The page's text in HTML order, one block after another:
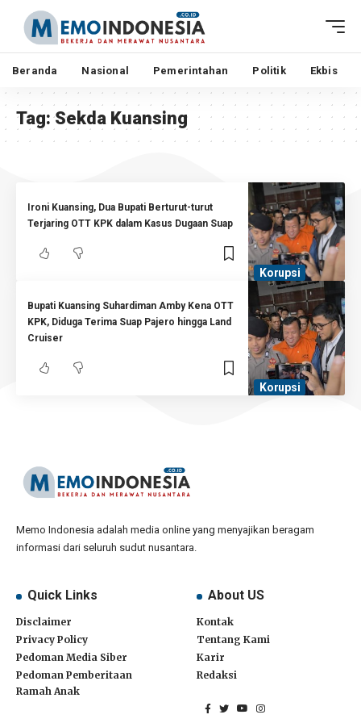
Beranda Nasional Pemerintahan Politik Ekbis
Tag:Sekda Kuansing
Korupsi
Ironi Kuansing, Dua Bupati Berturut-turut
Terjaring OTT KPK dalam Kasus Dugaan Suap
Korupsi
Bupati Kuansing Suhardiman Amby Kena OTT
KPK, Diduga Terima Suap Pajero hingga Land
Cruiser
Memo Indonesia adalah media online yang menyajikan beragam
informasi dari seluruh sudut nusantara.
Quick Links
Disclaimer
Privacy Policy
Pedoman Media Siber
Pedoman Pemberitaan
Ramah Anak
About US
Kontak
Tentang Kami
Karir
Redaksi